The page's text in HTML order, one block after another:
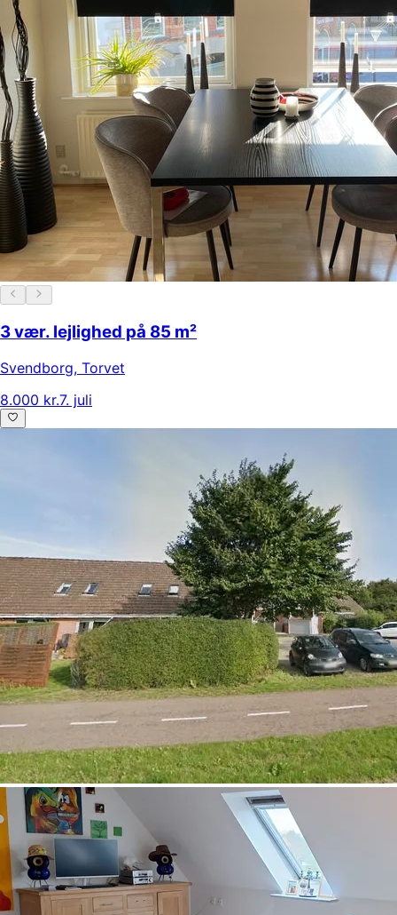
3 vær. lejlighed på 85 m²
Svendborg, Torvet
8.000 kr.7. juli